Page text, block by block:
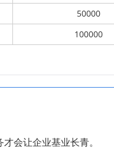
50000
100000
会让企业基业长青。